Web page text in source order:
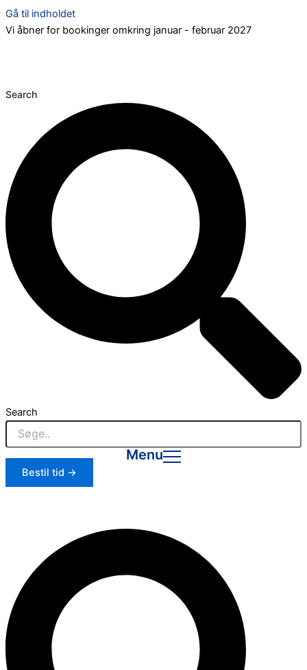
Gå til indholdet
Vi åbner for bookinger omkring januar - februar 2027
Search
Search
Menu
Bestil tid →